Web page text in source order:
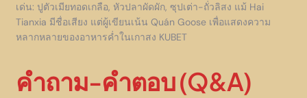
เด่น: ปูตัวเมียทอดเกลือ, หัวปลาผัดผัก, ซุปเต่า-ถั่วลิสง แม้ Hai
Tianxia มีชื่อเสียง แต่ผู้เขียนเน้น Quán Goose เพื่อแสดงความ
หลากหลายของอาหารค่ำในเกาสง KUBET
คำถาม-คำตอบ (Q&A)